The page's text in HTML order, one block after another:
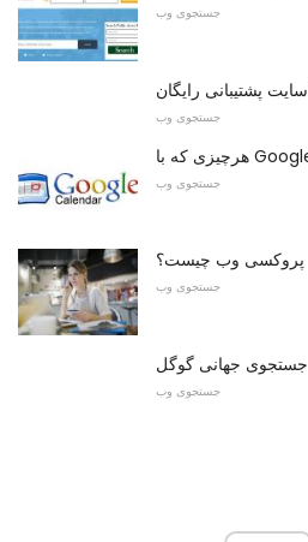
جستجوی وب
جستجوی وب
جستجوی وب
پروکسی وب چیست؟
جستجوی وب
جستجوی جهانی گوگل
جستجوی وب